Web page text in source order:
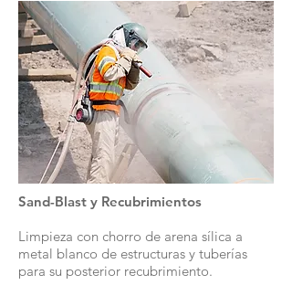
Sand-Blast y Recubrimientos
Limpieza con chorro de arena sílica a
metal blanco de estructuras y tuberías
para su posterior recubrimiento.